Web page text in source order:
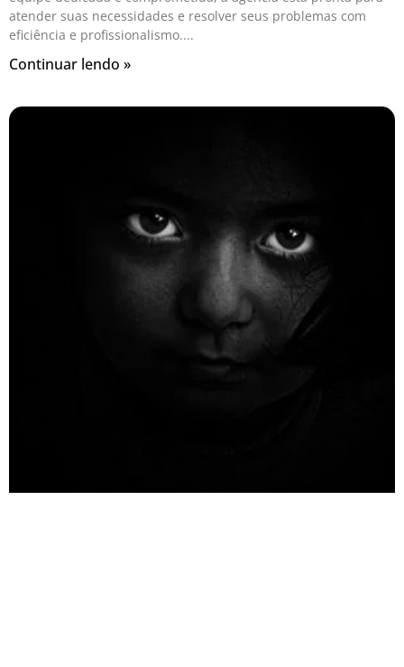
atender suas necessidades e resolver seus problemas com
eficiência e profissionalismo.
Continuar lendo »